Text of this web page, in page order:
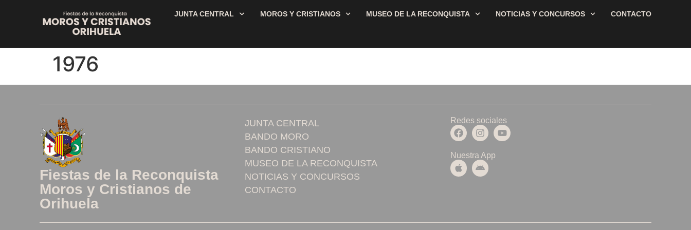
JUNTA CENTRAL MOROS Y CRISTIANOS MUSEO DE LA RECONQUISTA NOTICIAS Y CONCURSOS CONTACTO
1976
Fiestas de la Reconquista
Moros y Cristianos de
Orihuela
JUNTA CENTRAL
BANDO MORO
BANDO CRISTIANO
MUSEO DE LA RECONQUISTA
NOTICIAS Y CONCURSOS
CONTACTO
Redes sociales
Nuestra App